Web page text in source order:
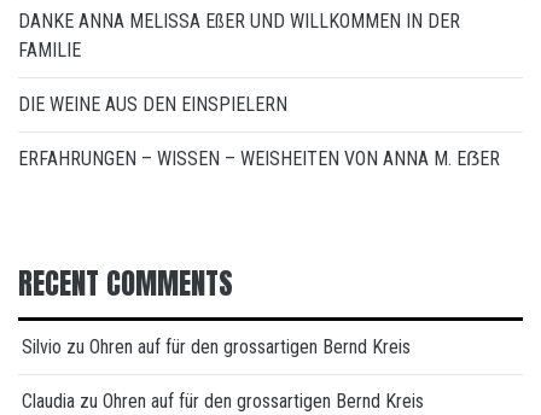
DANKE ANNA MELISSA EßER UND WILLKOMMEN IN DER
FAMILIE
DIE WEINE AUS DEN EINSPIELERN
ERFAHRUNGEN – WISSEN – WEISHEITEN VON ANNA M. EẞER
RECENT COMMENTS
Silvio zu Ohren auf für den grossartigen Bernd Kreis
Claudia zu Ohren auf für den grossartigen Bernd Kreis